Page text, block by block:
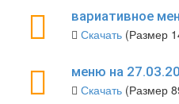
вариативное
Скачать(Размер
меню на
Скачать(Размер